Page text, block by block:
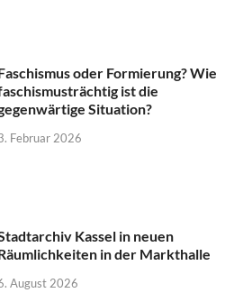
oder Formierung? Wie
ist die
Situation?
Februar 2026
Kassel in neuen
in der Markthalle
August 2026